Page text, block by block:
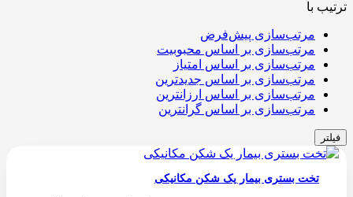
ترتیب با
مرتب‌سازی پیش‌فرض
مرتب‌سازی بر اساس محبوبیت
مرتب‌سازی بر اساس امتیاز
مرتب‌سازی بر اساس جدیدترین
مرتب‌سازی بر اساس ارزانترین
مرتب‌سازی بر اساس گرانترین
فیلتر
تخت بستری بیمار یک شکن مکانیکی